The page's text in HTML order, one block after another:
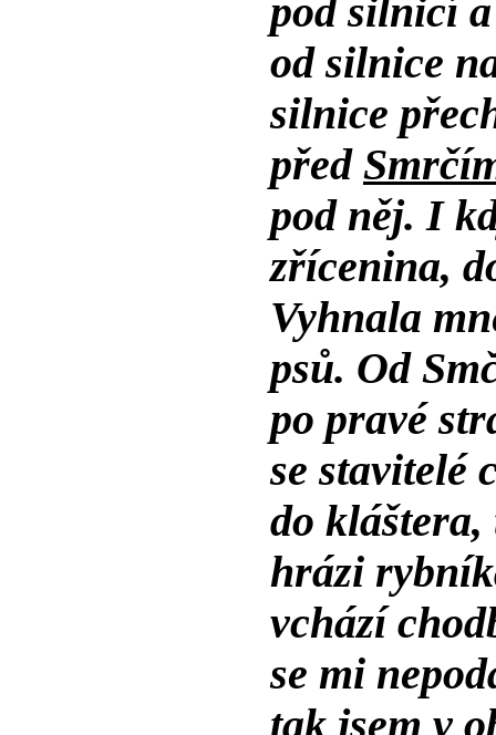
pod silnicí
od silnice
silnice
před
pod něj. I
zřícenina,
Vyhnala
psů. Od
po pravé
se stavitelé
do
hrázi
vchází
se mi
tak jsem v